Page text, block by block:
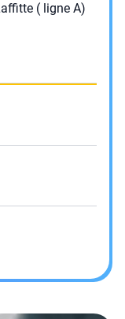
( ligne A)